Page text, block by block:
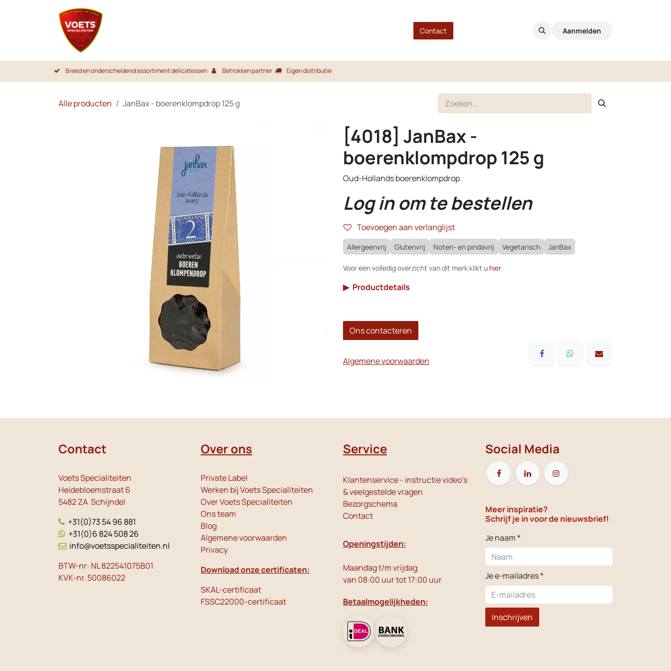
Overslaan naar inhoud
Contact Aanmelden
Breed en onderscheidend assortiment delicatessen Betrokken partner Eigen distributie
Alle producten JanBax - boerenklompdrop 125 g
[4018] JanBax -
boerenklompdrop 125 g
Oud-Hollands boerenklompdrop.
Log in om te bestellen
Toevoegen aan verlanglijst
Allergeenvrij Glutenvrij Noten- en pindavrij Vegetarisch JanBax
Voor een volledig overzicht van dit merk klikt u hier.
▶ Productdetails
Ons contacteren
Algemene voorwaarden
Contact
Voets Specialiteiten
Heidebloemstraat 6
5482 ZA Schijndel
+31(0)73 54 96 881
+31(0)6 824 508 26
info@voetsspecialiteiten.nl
BTW-nr: NL 822541075B01
KVK-nr. 50086022
Over ons
Private Label
Werken bij Voets Specialiteiten
Over Voets Specialiteiten
Ons team
Blog
Algemene voorwaarden
Privacy
Download onze certificaten:
SKAL-certificaat
FSSC22000-certificaat
Service
Klantenservice - instructie video's
& veelgestelde vragen
Bezorgschema
Contact
Openingstijden:
Maandag t/m vrijdag
van 08:00 uur tot 17:00 uur
Betaalmogelijkheden:
Social Media
Meer inspiratie?
Schrijf je in voor de nieuwsbrief!
Je naam *
Je e-mailadres *
Inschrijven